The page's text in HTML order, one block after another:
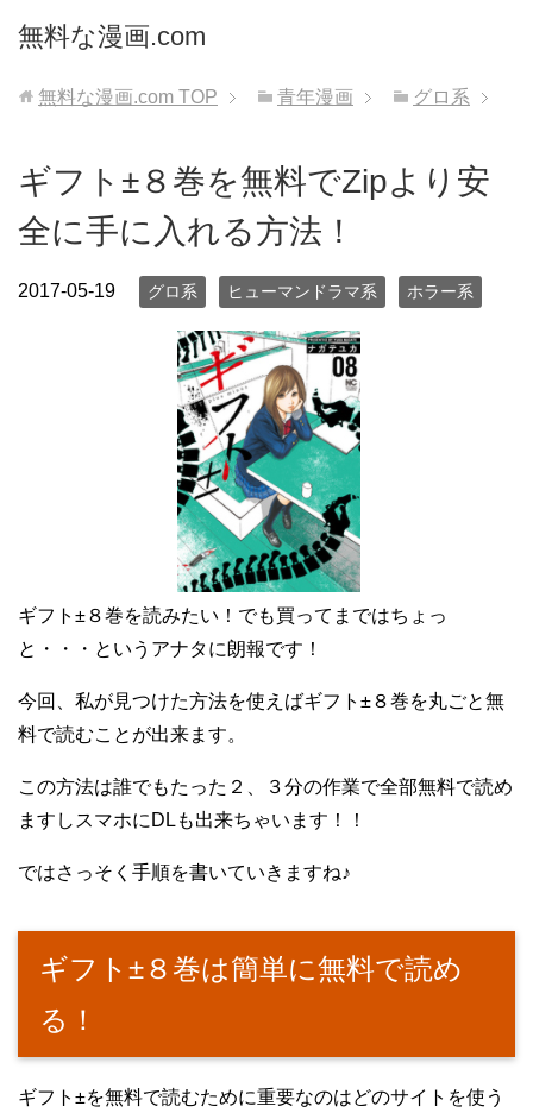
無料な漫画.com
無料な漫画.com TOP 青年漫画 グロ系
ギフト±８巻を無料でZipより安
全に手に入れる方法！
2017-05-19 グロ系 ヒューマンドラマ系 ホラー系
ギフト±８巻を読みたい！でも買ってまではちょっ
と・・・というアナタに朗報です！
今回、私が見つけた方法を使えばギフト±８巻を丸ごと無
料で読むことが出来ます。
この方法は誰でもたった２、３分の作業で全部無料で読め
ますしスマホにDLも出来ちゃいます！！
ではさっそく手順を書いていきますね♪
ギフト±８巻は簡単に無料で読め
る！
ギフト±を無料で読むために重要なのはどのサイトを使う